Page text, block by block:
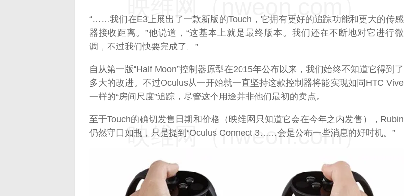
“……我们在E3上展出了一款新版的Touch，它拥有更好的追踪功能和更大的传感
器接收距离。”他说道，“这基本上就是最终版本。我们还在不断地对它进行微
调，不过我们快要完成了。”
自从第一版“Half Moon”控制器原型在2015年公布以来，我们始终不知道它得到了
多大的改进。不过Oculus从一开始就一直坚持这款控制器将能实现如同HTC Vive
一样的“房间尺度”追踪，尽管这个用途并非他们最初的卖点。
至于Touch的确切发售日期和价格（映维网只知道它会在今年之内发售），Rubin
仍然守口如瓶，只是提到“Oculus Connect 3……会是公布一些消息的好时机。”
映维网（nweon.com）
映维网（nweon.com）